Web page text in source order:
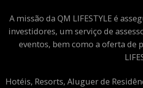
A missão da QM LIFESTYLE é
investidores, um serviço de
eventos, bem como a oferta de
Hotéis, Resorts, Aluguer de